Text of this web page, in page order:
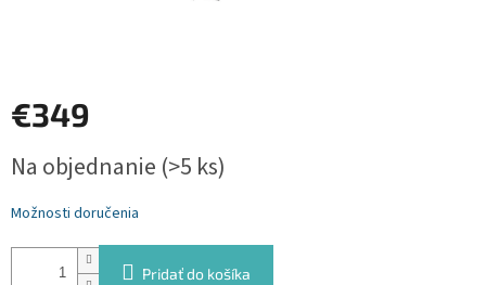
€349
cena:
Na objednanie (>5 ks)
Možnosti doručenia
Pridať do košíka